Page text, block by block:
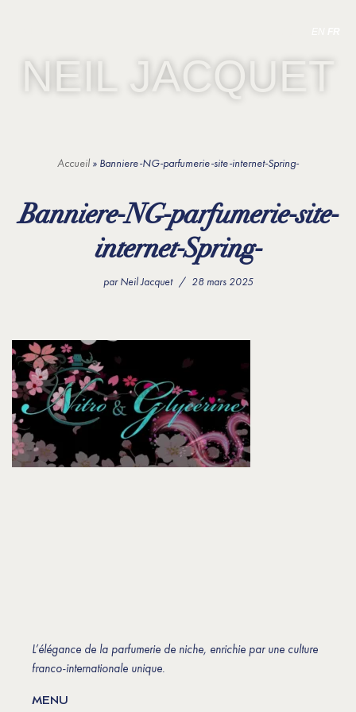
contenu
NEIL JACQUET
Accueil » Banniere-NG-parfumerie-site-internet-Spring-
Banniere-NG-parfumerie-site-
internet-Spring-
par Neil Jacquet 28 mars 2025
L’élégance de la parfumerie de niche, enrichie par une culture
franco-internationale unique.
MENU